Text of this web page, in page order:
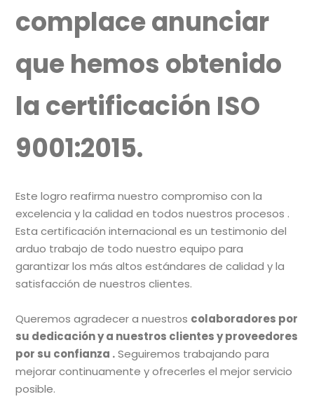
complace anunciar
que hemos obtenido
la certificación ISO
9001:2015.
Este logro reafirma nuestro compromiso con la
excelencia y la calidad en todos nuestros procesos .
Esta certificación internacional es un testimonio del
arduo trabajo de todo nuestro equipo para
garantizar los más altos estándares de calidad y la
satisfacción de nuestros clientes.
Queremos agradecer a nuestros colaboradores por
su dedicación y a nuestros clientes y proveedores
por su confianza .Seguiremos trabajando para
mejorar continuamente y ofrecerles el mejor servicio
posible.